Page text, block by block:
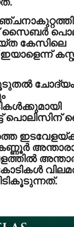
സൈബര്‍
കേസിലെ
ചോദ്യം
പൊലിസിന്